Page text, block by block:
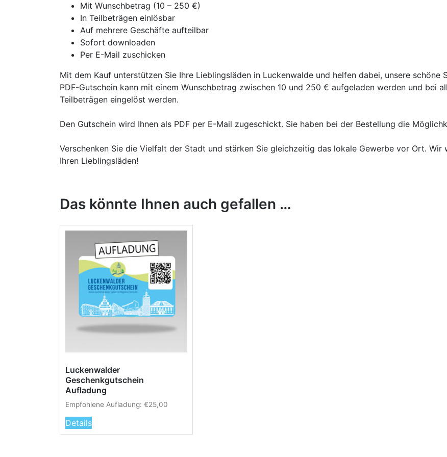
Mit Wunschbetrag (10 – 250 €)
In Teilbeträgen einlösbar
Auf mehrere Geschäfte aufteilbar
Sofort downloaden
Per E-Mail zuschicken
Mit dem Kauf unterstützen Sie Ihre Lieblingsläden in Luckenwalde und helfen dabei, unsere
PDF-Gutschein kann mit einem Wunschbetrag zwischen 10 und 250 € aufgeladen werden und bei
Teilbeträgen eingelöst werden.
Den Gutschein wird Ihnen als PDF per E-Mail zugeschickt. Sie haben bei der Bestellung die
Verschenken Sie die Vielfalt der Stadt und stärken Sie gleichzeitig das lokale Gewerbe vor Ort. Wir
Ihren Lieblingsläden!
Das könnte Ihnen auch gefallen …
Luckenwalder
Geschenkgutschein
Aufladung
Empfohlene Aufladung: €25,00
Details